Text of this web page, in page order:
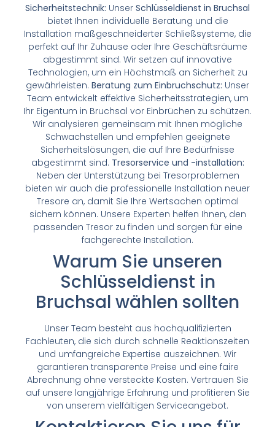
Sicherheitstechnik: Unser Schlüsseldienst in Bruchsal
bietet Ihnen individuelle Beratung und die
Installation maßgeschneiderter Schließsysteme, die
perfekt auf Ihr Zuhause oder Ihre Geschäftsräume
abgestimmt sind. Wir setzen auf innovative
Technologien, um ein Höchstmaß an Sicherheit zu
gewährleisten. Beratung zum Einbruchschutz: Unser
Team entwickelt effektive Sicherheitsstrategien, um
Ihr Eigentum in Bruchsal vor Einbrüchen zu schützen.
Wir analysieren gemeinsam mit Ihnen mögliche
Schwachstellen und empfehlen geeignete
Sicherheitslösungen, die auf Ihre Bedürfnisse
abgestimmt sind. Tresorservice und -installation:
Neben der Unterstützung bei Tresorproblemen
bieten wir auch die professionelle Installation neuer
Tresore an, damit Sie Ihre Wertsachen optimal
sichern können. Unsere Experten helfen Ihnen, den
passenden Tresor zu finden und sorgen für eine
fachgerechte Installation.
Warum Sie unseren
Schlüsseldienst in
Bruchsal wählen sollten
Unser Team besteht aus hochqualifizierten
Fachleuten, die sich durch schnelle Reaktionszeiten
und umfangreiche Expertise auszeichnen. Wir
garantieren transparente Preise und eine faire
Abrechnung ohne versteckte Kosten. Vertrauen Sie
auf unsere langjährige Erfahrung und profitieren Sie
von unserem vielfältigen Serviceangebot.